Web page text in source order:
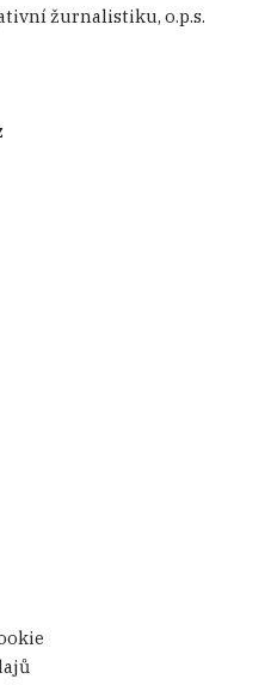
žurnalistiku, o.p.s.